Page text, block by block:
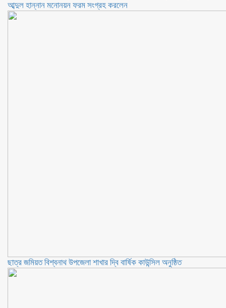
আব্দুল হান্নান মনোনয়ন ফরম সংগ্রহ করলেন
ছাত্র জমিয়ত বিশ্বনাথ উপজেলা শাখার দ্বি বার্ষিক কাউন্সিল অনুষ্ঠিত